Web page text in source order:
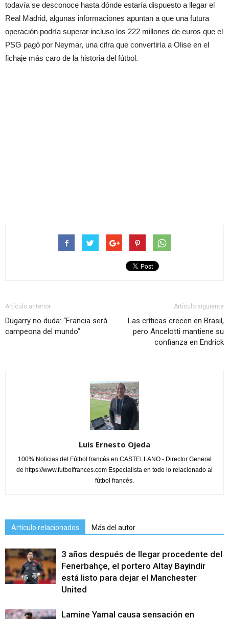
todavía se desconoce hasta dónde estaría dispuesto a llegar el
Real Madrid, algunas informaciones apuntan a que una futura
operación podría superar incluso los 222 millones de euros que el
PSG pagó por Neymar, una cifra que convertiría a Olise en el
fichaje más caro de la historia del fútbol.
Artículo anterior
Dugarry no duda: “Francia será
campeona del mundo”
Artículo siguiente
Las críticas crecen en Brasil,
pero Ancelotti mantiene su
confianza en Endrick
Luis Ernesto Ojeda
100% Noticias del Fútbol francés en CASTELLANO - Director General
de https://www.futbolfrances.com Especialista en todo lo relacionado al
fútbol francés.
Artículo relacionados Más del autor
3 años después de llegar procedente del
Fenerbahçe, el portero Altay Bayindir
está listo para dejar el Manchester
United
Lamine Yamal causa sensación en